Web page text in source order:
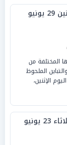
أسعار اللحوم الحمراء اليوم الإثنين 29 يونيو
المختلفة من
الملحوظ
الإثنين،
أسعار اللحوم والكبدة اليوم الثلاثاء 23 يونيو